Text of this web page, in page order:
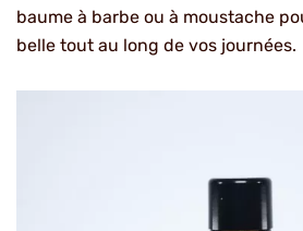
baume à barbe ou à moustache
belle tout au long de vos journées.